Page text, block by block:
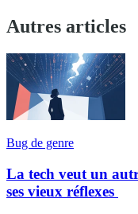
Autres articles
Bug de genre
La tech veut un
ses vieux réflexes